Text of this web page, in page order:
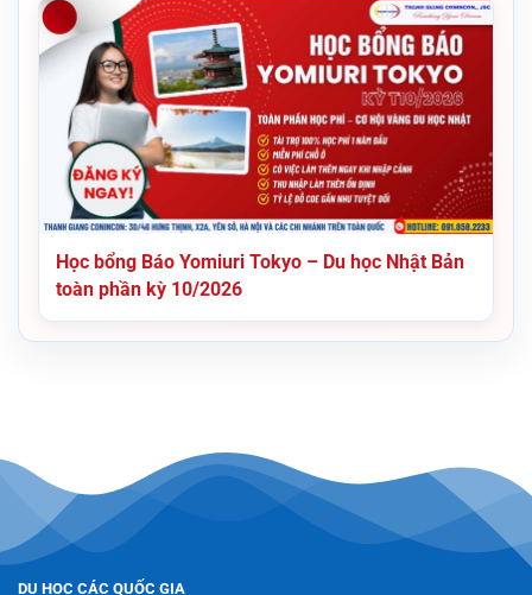
Học bổng Báo Yomiuri Tokyo – Du học Nhật Bản
toàn phần kỳ 10/2026
DU HỌC CÁC QUỐC GIA